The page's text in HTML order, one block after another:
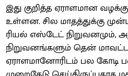
இது குறித்த ஏராளமான
உள்ளன. சில மாதத்துக்கு
ரியல் எஸ்டேட் நிறுவனமும்,
நிறுவனங்களும் தென்
ஏராளமானோரிடம் பல கோடி